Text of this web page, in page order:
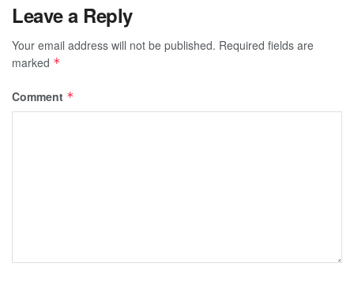
Leave a Reply
Your email address will not be published. Required fields are
marked *
Comment *